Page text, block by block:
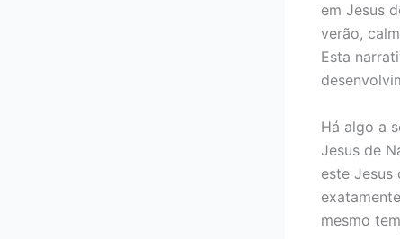
em Jesus
verão,
Esta
Há algo a
Jesus de
este Jesus
mesmo